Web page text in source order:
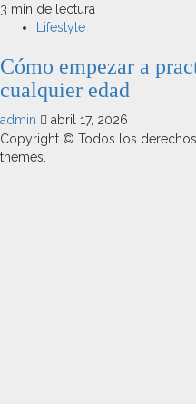
3 min de lectura
Lifestyle
Cómo empezar a
cualquier edad
admin
abril 17, 2026
Copyright © Todos los derechos
themes.